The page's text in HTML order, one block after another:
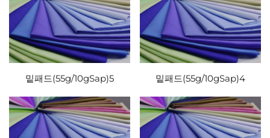
밑패드(55g/10gSap)5 밑패드(55g/10gSap)4